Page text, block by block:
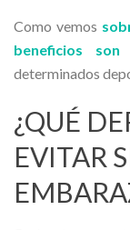
Como vemos
beneficios son
determinados
¿QUÉ
EVITAR